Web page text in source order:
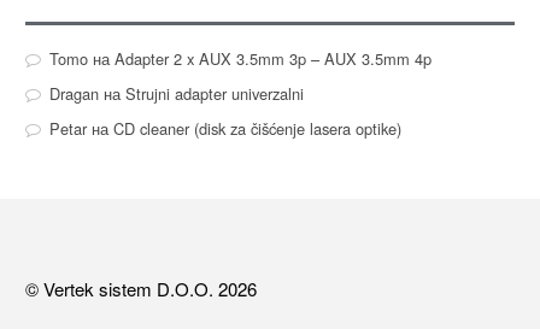
TomoнаAdapter 2 x AUX 3.5mm 3p – AUX 3.5mm 4p
DraganнаStrujni adapter univerzalni
PetarнаCD cleaner (disk za čišćenje lasera optike)
© Vertek sistem D.O.O. 2026